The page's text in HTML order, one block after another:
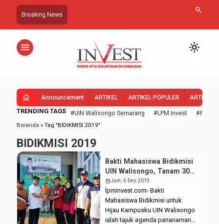
Breaking News search
menu light_mode
home Announcement ARTIKEL ARTIKEL POPULER ARTIKEL
TRENDING TAGS #UIN Walisongo Semarang #LPM Invest
#FEBI
Beranda » Tag "BIDIKMISI 2019"
BIDIKMISI 2019
Bakti Mahasiswa Bidikmisi
UIN Walisongo, Tanam 300
Pohon
calendar_monthJum, 6 Des 2019
lpminvest.com- Bakti
Mahasiswa Bidikmisi untuk
Hijau Kampusku UIN Walisongo
ialah tajuk agenda pananaman